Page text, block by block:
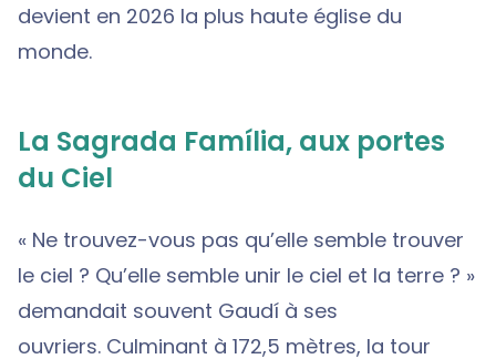
devient en 2026 la plus haute église du
monde.
La Sagrada Família, aux portes
du Ciel
« Ne trouvez-vous pas qu’elle semble trouver
le ciel ? Qu’elle semble unir le ciel et la terre ? »
demandait souvent Gaudí à ses
ouvriers. Culminant à 172,5 mètres, la tour